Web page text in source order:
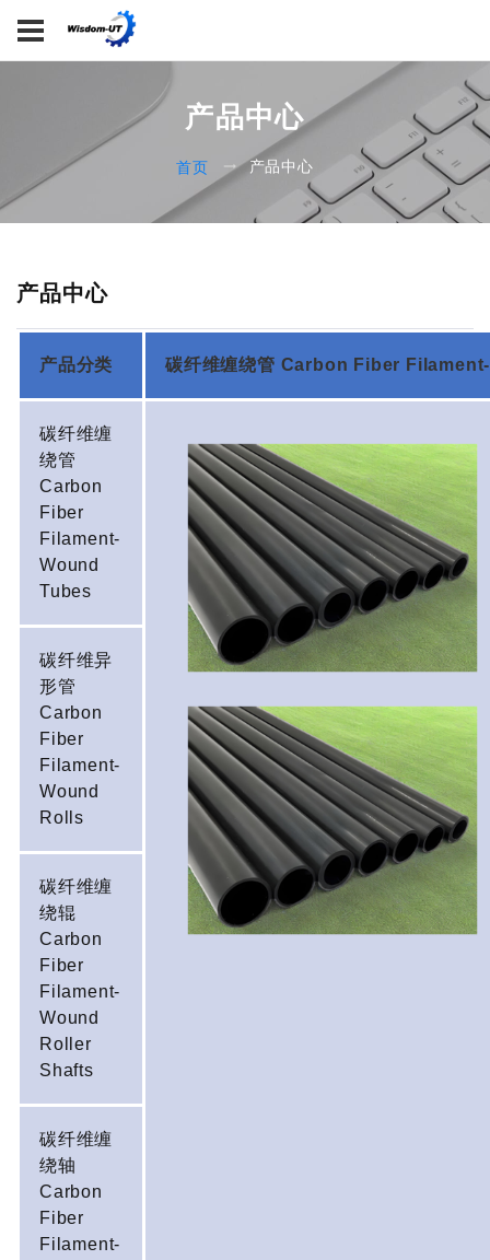
产品中心
首页 产品中心
产品中心
产品分类 碳纤维缠绕管 Carbon Fiber
碳纤维缠
绕管
Carbon
Fiber
Filament-
Wound
Tubes
碳纤维异
形管
Carbon
Fiber
Filament-
Wound
Rolls
碳纤维缠
绕辊
Carbon
Fiber
Filament-
Wound
Roller
Shafts
碳纤维缠
绕轴
Carbon
Fiber
Filament-